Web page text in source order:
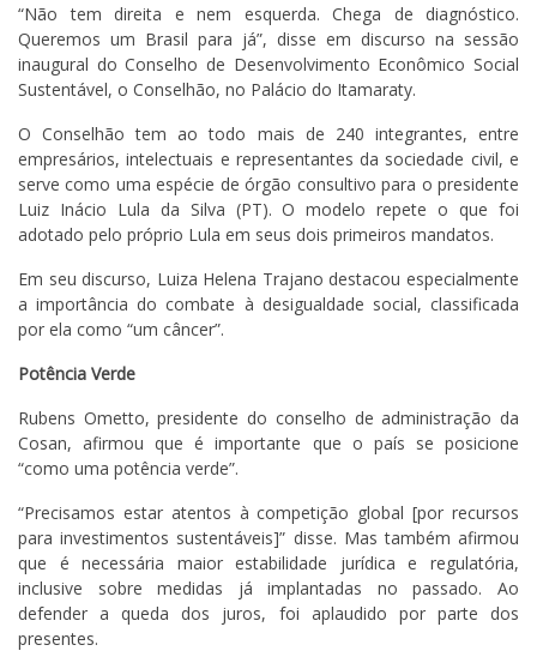
“Não tem direita e nem esquerda. Chega de diagnóstico.
Queremos um Brasil para já”, disse em discurso na sessão
inaugural do Conselho de Desenvolvimento Econômico Social
Sustentável, o Conselhão, no Palácio do Itamaraty.
O Conselhão tem ao todo mais de 240 integrantes, entre
empresários, intelectuais e representantes da sociedade civil, e
serve como uma espécie de órgão consultivo para o presidente
Luiz Inácio Lula da Silva (PT). O modelo repete o que foi
adotado pelo próprio Lula em seus dois primeiros mandatos.
Em seu discurso, Luiza Helena Trajano destacou especialmente
a importância do combate à desigualdade social, classificada
por ela como “um câncer”.
Potência Verde
Rubens Ometto, presidente do conselho de administração da
Cosan, afirmou que é importante que o país se posicione
“como uma potência verde”.
“Precisamos estar atentos à competição global [por recursos
para investimentos sustentáveis]” disse. Mas também afirmou
que é necessária maior estabilidade jurídica e regulatória,
inclusive sobre medidas já implantadas no passado. Ao
defender a queda dos juros, foi aplaudido por parte dos
presentes.